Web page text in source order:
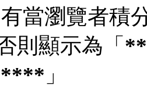
當瀏覽者積
則顯示為「
**** 」